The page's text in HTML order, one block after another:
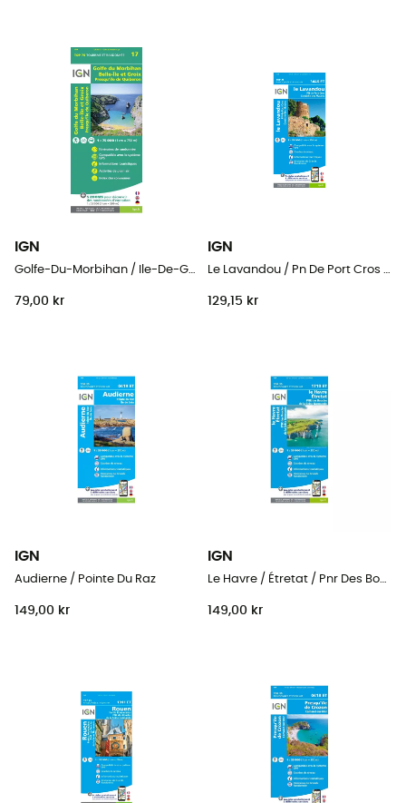
IGN
79,00 kr
IGN
129,15 kr
IGN
Audierne / Pointe Du Raz
149,00 kr
IGN
149,00 kr